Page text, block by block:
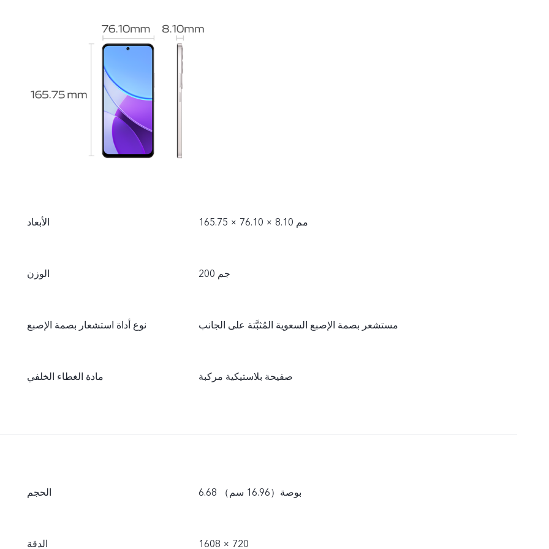
الأبعاد 165.75 × 76.10 × 8.10 مم
الوزن 200 جم
نوع أداة استشعار بصمة الإصبع مستشعر بصمة الإصبع السعوية المُثبَّتة على الجانب
مادة الغطاء الخلفي صفيحة بلاستيكية مركبة
الحجم 6.68 بوصة（16.96 سم）
الدقة 1608 × 720